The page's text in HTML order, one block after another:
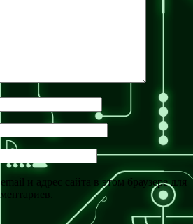
и адрес сайта в этом браузере для